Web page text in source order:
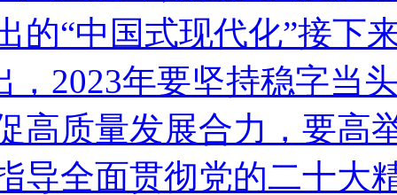
“中国式现代化”接下
2023年要坚持稳字当
高质量发展合力，要高
导全面贯彻党的二十大